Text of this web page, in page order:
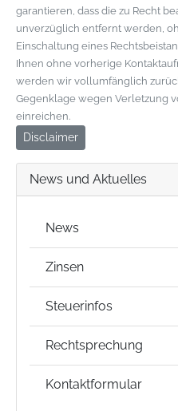
garantieren, dass die zu Recht
unverzüglich entfernt werden,
Einschaltung eines
Ihnen ohne vorherige
werden wir vollumfänglich
Gegenklage wegen Verletzung
einreichen.
Disclaimer
News und Aktuelles
News
Zinsen
Steuerinfos
Rechtsprechung
Kontaktformular